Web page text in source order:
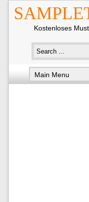
Kostenloses